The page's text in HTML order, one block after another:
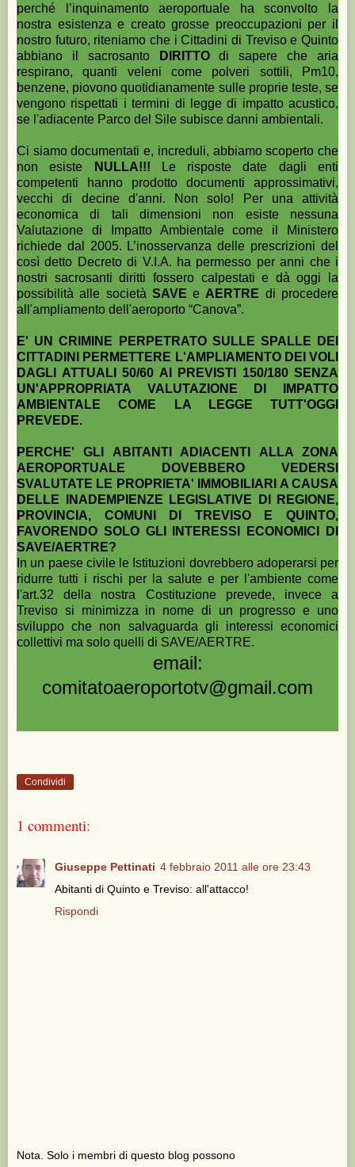
perché l’inquinamento aeroportuale ha sconvolto la
nostra esistenza e creato grosse preoccupazioni per il
nostro futuro, riteniamo che i Cittadini di Treviso e Quinto
abbiano il sacrosantoDIRITTOdi sapere che aria
respirano, quanti veleni come polveri sottili, Pm10,
benzene, piovono quotidianamente sulle proprie teste, se
vengono rispettati i termini di legge di impatto acustico,
se l'adiacente Parco del Sile subisce danni ambientali.
Ci siamo documentati e, increduli, abbiamo scoperto che
non esiste NULLA!!! Le risposte date dagli enti
competenti hanno prodotto documenti approssimativi,
vecchi di decine d'anni. Non solo! Per una attività
economica di tali dimensioni non esiste nessuna
Valutazione di Impatto Ambientale come il Ministero
richiede dal 2005. L’inosservanza delle prescrizioni del
così detto Decreto di V.I.A. ha permesso per anni che i
nostri sacrosanti diritti fossero calpestati e dà oggi la
possibilità alle società SAVE e AERTRE di procedere
all'ampliamento dell'aeroporto “Canova”.
E' UN CRIMINE PERPETRATO SULLE SPALLE DEI
CITTADINI PERMETTERE L'AMPLIAMENTO DEI VOLI
DAGLI ATTUALI 50/60 AI PREVISTI 150/180 SENZA
UN'APPROPRIATA VALUTAZIONE DI IMPATTO
AMBIENTALE COME LA LEGGE TUTT'OGGI
PREVEDE.
PERCHE' GLI ABITANTI ADIACENTI ALLA ZONA
AEROPORTUALE DOVEBBERO VEDERSI
SVALUTATE LE PROPRIETA' IMMOBILIARI A CAUSA
DELLE INADEMPIENZE LEGISLATIVE DI REGIONE,
PROVINCIA, COMUNI DI TREVISO E QUINTO,
FAVORENDO SOLO GLI INTERESSI ECONOMICI DI
SAVE/AERTRE?
In un paese civile le Istituzioni dovrebbero adoperarsi per
ridurre tutti i rischi per la salute e per l'ambiente come
l'art.32 della nostra Costituzione prevede, invece a
Treviso si minimizza in nome di un progresso e uno
sviluppo che non salvaguarda gli interessi economici
collettivi ma solo quelli di SAVE/AERTRE.
email:
comitatoaeroportotv@gmail.com
Condividi
1 commenti:
Giuseppe Pettinati 4 febbraio 2011 alle ore 23:43
Abitanti di Quinto e Treviso: all'attacco!
Rispondi
Nota. Solo i membri di questo blog possono